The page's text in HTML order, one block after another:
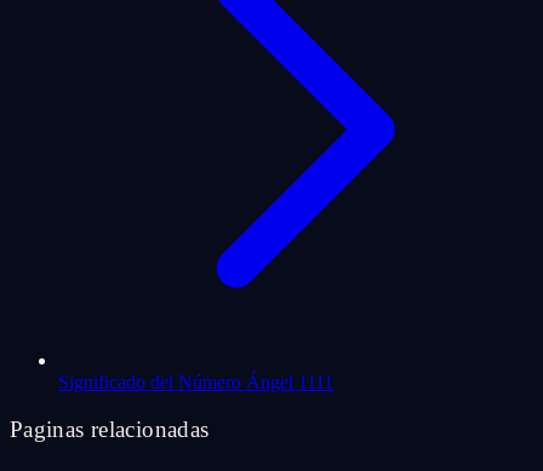
Significado del Número Ángel 1111
Paginas relacionadas